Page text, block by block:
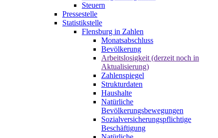
Steuern
Pressestelle
Statistikstelle
Flensburg in Zahlen
Monatsabschluss
Bevölkerung
Arbeitslosigkeit (derzeit noch in
Aktualisierung)
Zahlenspiegel
Strukturdaten
Haushalte
Natürliche
Bevölkerungsbewegungen
Sozialversicherungspflichtige
Beschäftigung